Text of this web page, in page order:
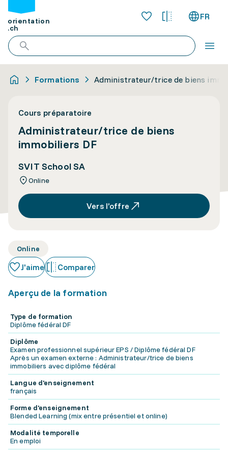
orientation
.ch
FR
Formations Administrateur/trice de biens
Cours préparatoire
Administrateur/trice de biens
immobiliers DF
SVIT School SA
Online
Vers l’offre
Online
J'aime Comparer
Aperçu de la formation
Type de formation
Diplôme fédéral DF
Diplôme
Examen professionnel supérieur EPS / Diplôme fédéral DF
Après un examen externe : Administrateur/trice de biens
immobiliers avec diplôme fédéral
Langue d'enseignement
français
Forme d'enseignement
Blended Learning (mix entre présentiel et online)
Modalité temporelle
En emploi